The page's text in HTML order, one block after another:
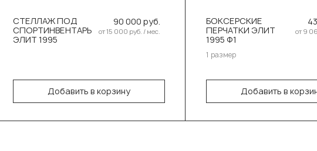
СТЕЛЛАЖ ПОД
СПОРТИНВЕНТАРЬ
ЭЛИТ 1995
90 000 руб.
от 15 000 руб. / мес.
Добавить в корзину
В корзину
БОКСЕРСКИЕ
ПЕРЧАТКИ ЭЛИТ
1995 Ф1
от 9
1 размер
Добавить в
В корзину